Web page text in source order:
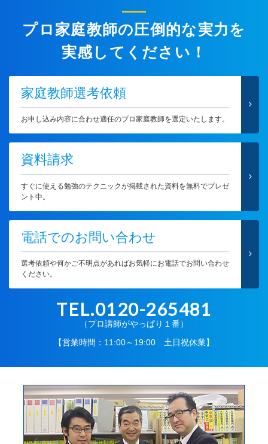
プロ家庭教師の圧倒的な実力を
実感してください！
家庭教師選考依頼
お申し込み内容に合わせ適任のプロ家庭教師を選定いたします。
資料請求
すぐに使える勉強のテクニックが掲載された資料を無料でプレゼ
ント中。
電話でのお問い合わせ
選考依頼や何かご不明点があればお気軽にお電話でお問い合わせ
ください。
TEL.0120-265481
（プロ講師がやっぱり１番）
【営業時間：11:00～19:00 土日祝休業】